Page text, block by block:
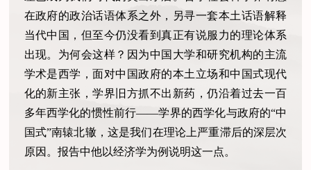
在政府的政治话语体系之外，另寻一套本土话语解释
当代中国，但至今仍没看到真正有说服力的理论体系
出现。为何会这样？因为中国大学和研究机构的主流
学术是西学，面对中国政府的本土立场和中国式现代
化的新主张，学界旧方抓不出新药，仍沿着过去一百
多年西学化的惯性前行——学界的西学化与政府的“中
国式”南辕北辙，这是我们在理论上严重滞后的深层次
原因。报告中他以经济学为例说明这一点。